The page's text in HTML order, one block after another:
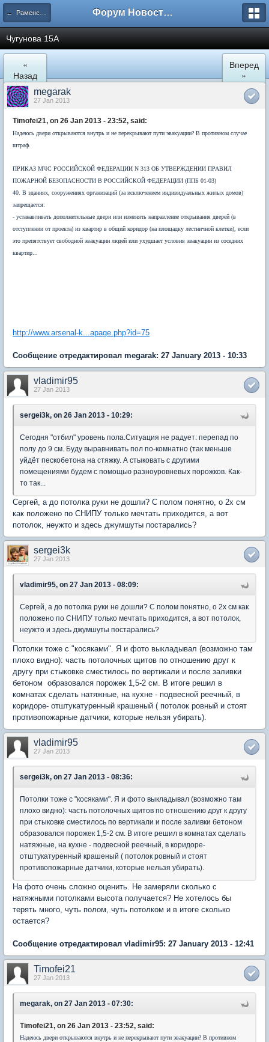
← Раменское Форум Новостройки
Чугунова 15А
«
Назад
Вперед
»
megarak
27 Jan 2013
Timofei21, on 26 Jan 2013 - 23:52, said:
Надеюсь двери открываются внутрь и не перекрывают пути эвакуации? В противном случае
штраф.
ПРИКАЗ МЧС РОССИЙСКОЙ ФЕДЕРАЦИИ N 313 ОБ УТВЕРЖДЕНИИ ПРАВИЛ
ПОЖАРНОЙ БЕЗОПАСНОСТИ В РОССИЙСКОЙ ФЕДЕРАЦИИ (ППБ 01-03)
40. В зданиях, сооружениях организаций (за исключением индивидуальных жилых домов)
запрещается:
- устанавливать дополнительные двери или изменять направление открывания дверей (в
отступлении от проекта) из квартир в общий коридор (на площадку лестничной клетки), если
это препятствует свободной эвакуации людей или ухудшает условия эвакуации из соседних
квартир...
http://www.arsenal-k...apage.php?id=75
Сообщение отредактировал megarak: 27 January 2013 - 10:33
vladimir95
27 Jan 2013
sergei3k, on 26 Jan 2013 - 10:29:
Сегодня "отбил" уровень пола.Ситуация не радует: перепад по
полу до 9 см. Буду выравнивать пол по-комнатно (так меньше
уйдёт пескобетона на стяжку. А стыковать с другими
помещениями будем с помощью разноуровневых порожков. Как-
то так...
Сергей, а до потолка руки не дошли? С полом понятно, о 2х см
как положено по СНИПУ только мечтать приходится, а вот
потолок, неужто и здесь джумшуты постарались?
sergei3k
27 Jan 2013
vladimir95, on 27 Jan 2013 - 08:09:
Сергей, а до потолка руки не дошли? С полом понятно, о 2х см как
положено по СНИПУ только мечтать приходится, а вот потолок,
неужто и здесь джумшуты постарались?
Потолки тоже с "косяками". Я и фото выкладывал (возможно там
плохо видно): часть потолочных щитов по отношению друг к
другу при стыковке сместилось по вертикали и после заливки
бетоном образовался порожек 1,5-2 см. В итоге решил в
комнатах сделать натяжные, на кухне - подвесной реечный, в
коридоре- отштукатуренный крашеный ( потолок ровный и стоят
противопожарные датчики, которые нельзя убирать).
vladimir95
27 Jan 2013
sergei3k, on 27 Jan 2013 - 08:36:
Потолки тоже с "косяками". Я и фото выкладывал (возможно там
плохо видно): часть потолочных щитов по отношению друг к другу
при стыковке сместилось по вертикали и после заливки бетоном
образовался порожек 1,5-2 см. В итоге решил в комнатах сделать
натяжные, на кухне - подвесной реечный, в коридоре-
отштукатуренный крашеный ( потолок ровный и стоят
противопожарные датчики, которые нельзя убирать).
На фото очень сложно оценить. Не замеряли сколько с
натяжными потолками высота получается? Не хотелось бы
терять много, чуть полом, чуть потолком и в итоге сколько
остается?
Сообщение отредактировал vladimir95: 27 January 2013 - 12:41
Timofei21
27 Jan 2013
megarak, on 27 Jan 2013 - 07:30:
Timofei21, on 26 Jan 2013 - 23:52, said:
Надеюсь двери открываются внутрь и не перекрывают пути эвакуации? В противном